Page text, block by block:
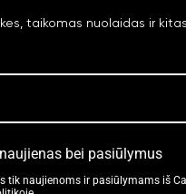
taikomas nuolaidas ir
bei pasiūlymus
tik naujienoms ir pasiūlymams iš